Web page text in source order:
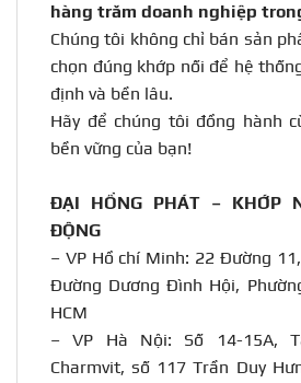
hàng trăm doanh nghiệp
Chúng tôi không chỉ bán sản
chọn đúng khớp nối để hệ
định và bền lâu.
Hãy để chúng tôi đồng hành
bền vững của bạn!
ĐẠI HỒNG PHÁT – KHỚP
ĐỘNG
– VP Hồ chí Minh: 22 Đường
Đường Dương Đình Hội,
HCM
– VP Hà Nội: Số 14-15A,
Charmvit, số 117 Trần Duy